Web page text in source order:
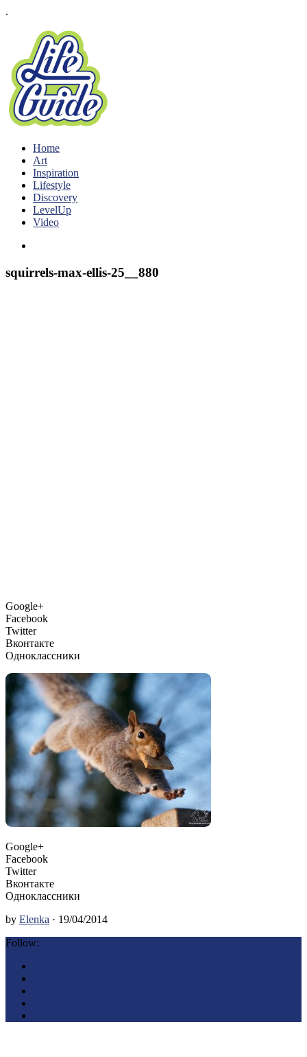
.
Home
Art
Inspiration
Lifestyle
Discovery
LevelUp
Video
squirrels-max-ellis-25__880
Google+
Facebook
Twitter
Вконтакте
Одноклассники
Google+
Facebook
Twitter
Вконтакте
Одноклассники
by Elenka · 19/04/2014
Follow: